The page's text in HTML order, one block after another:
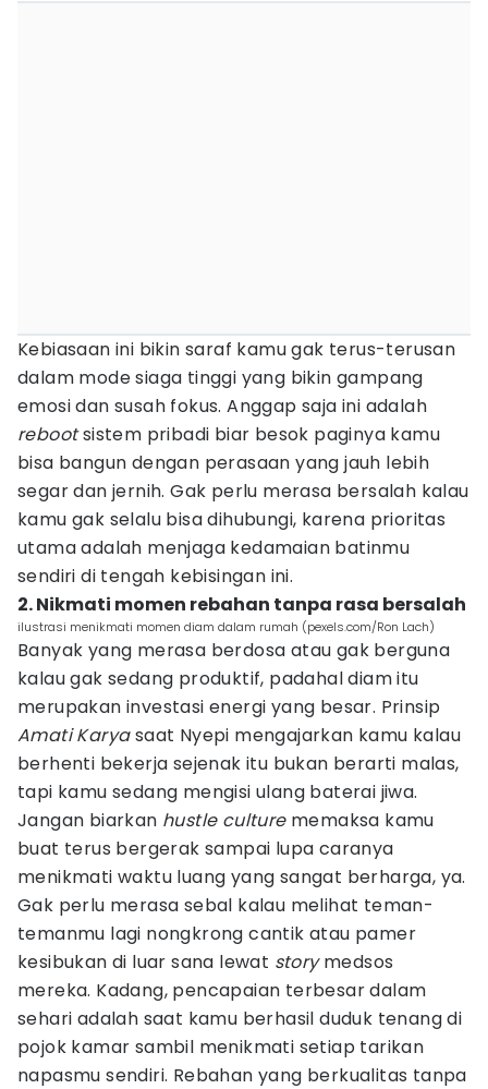
Kebiasaan ini bikin saraf kamu gak terus-terusan
dalam mode siaga tinggi yang bikin gampang
emosi dan susah fokus. Anggap saja ini adalah
rebootsistem pribadi biar besok paginya kamu
bisa bangun dengan perasaan yang jauh lebih
segar dan jernih. Gak perlu merasa bersalah kalau
kamu gak selalu bisa dihubungi, karena prioritas
utama adalah menjaga kedamaian batinmu
sendiri di tengah kebisingan ini.
2. Nikmati momen rebahan tanpa rasa bersalah
ilustrasi menikmati momen diam dalam rumah (pexels.com/Ron Lach)
Banyak yang merasa berdosa atau gak berguna
kalau gak sedang produktif, padahal diam itu
merupakan investasi energi yang besar. Prinsip
Amati Karyasaat Nyepi mengajarkan kamu kalau
berhenti bekerja sejenak itu bukan berarti malas,
tapi kamu sedang mengisi ulang baterai jiwa.
Jangan biarkan hustle culturememaksa kamu
buat terus bergerak sampai lupa caranya
menikmati waktu luang yang sangat berharga, ya.
Gak perlu merasa sebal kalau melihat teman-
temanmu lagi nongkrong cantik atau pamer
kesibukan di luar sana lewat storymedsos
mereka. Kadang, pencapaian terbesar dalam
sehari adalah saat kamu berhasil duduk tenang di
pojok kamar sambil menikmati setiap tarikan
napasmu sendiri. Rebahan yang berkualitas tanpa